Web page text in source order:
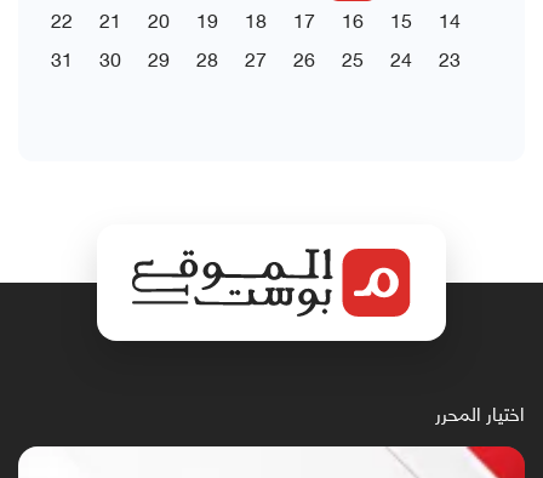
14
15
16
17
18
19
20
21
22
23
24
25
26
27
28
29
30
31
اختيار المحرر